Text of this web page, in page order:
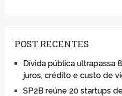
POST RECENTES
Dívida pública ultrapassa
juros, crédito e custo de
SP2B reúne 20 startups